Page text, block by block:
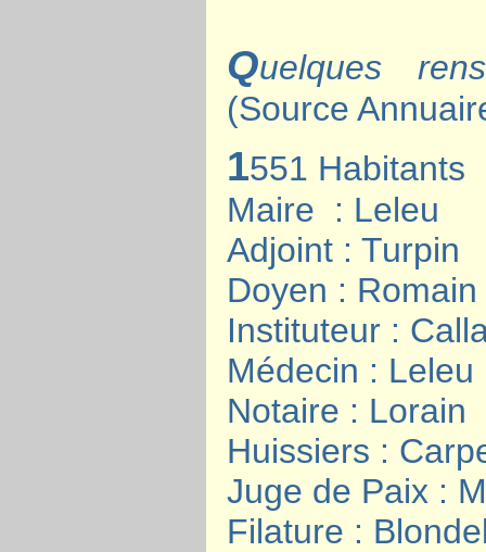
Quelques
(Source
1551 Habitants
Maire : Leleu
Adjoint : Turpin
Doyen : Romain
Instituteur :
Médecin : Leleu
Notaire : Lorain
Huissiers :
Juge de Paix :
Filature :